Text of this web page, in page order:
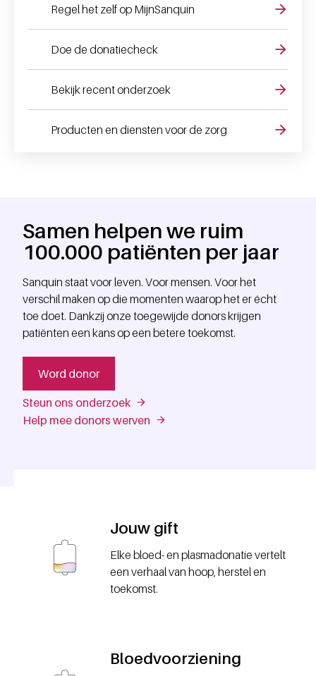
Regel het zelf op MijnSanquin
Doe de donatiecheck
Bekijk recent onderzoek
Producten en diensten voor de zorg
Samen helpen we ruim
100.000 patiënten per jaar
Sanquin staat voor leven. Voor mensen. Voor het
verschil maken op die momenten waarop het er écht
toe doet. Dankzij onze toegewijde donors krijgen
patiënten een kans op een betere toekomst.
Word donor
Steun ons onderzoek
Help mee donors werven
Jouw gift
Elke bloed- en plasmadonatie vertelt
een verhaal van hoop, herstel en
toekomst.
Bloedvoorziening